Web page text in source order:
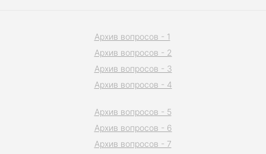
Архив вопросов - 1
Архив вопросов - 2
Архив вопросов - 3
Архив вопросов - 4
Архив вопросов - 5
Архив вопросов - 6
Архив вопросов - 7